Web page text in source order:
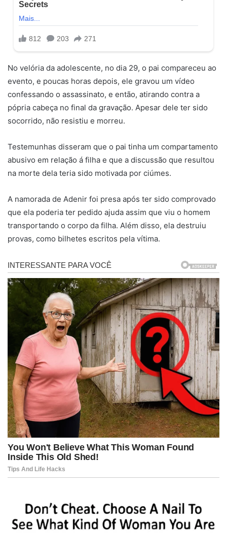
No velória da adolescente, no dia 29, o pai compareceu ao
evento, e poucas horas depois, ele gravou um vídeo
confessando o assassinato, e então, atirando contra a
pópria cabeça no final da gravação. Apesar dele ter sido
socorrido, não resistiu e morreu.
Testemunhas disseram que o pai tinha um compartamento
abusivo em relação á filha e que a discussão que resultou
na morte dela teria sido motivada por ciúmes.
A namorada de Adenir foi presa após ter sido comprovado
que ela poderia ter pedido ajuda assim que viu o homem
transportando o corpo da filha. Além disso, ela destruiu
provas, como bilhetes escritos pela vítima.